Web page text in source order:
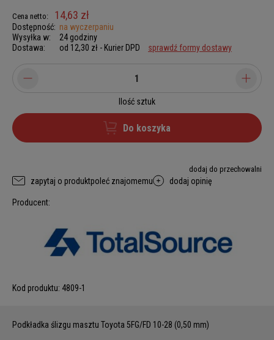
Cena netto: 14,63 zł
Dostępność: na wyczerpaniu
Wysyłka w:
24 godziny
Dostawa:
od 12,30 zł - Kurier DPD sprawdź formy dostawy
Ilość sztuk
Do koszyka
dodaj do przechowalni
zapytaj o produktpoleć znajomemu dodaj opinię
Producent:
Kod produktu: 4809-1
Podkładka ślizgu masztu Toyota 5FG/FD 10-28 (0,50 mm)